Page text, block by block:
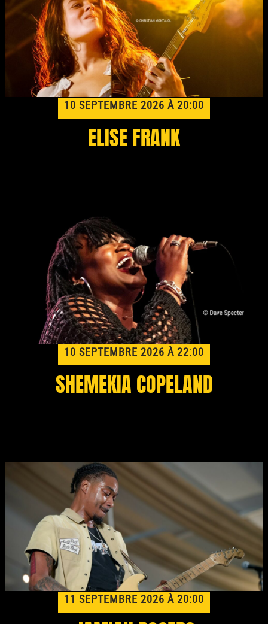
10 SEPTEMBRE 2026 À 20:00
ELISE FRANK
10 SEPTEMBRE 2026 À 22:00
SHEMEKIA COPELAND
11 SEPTEMBRE 2026 À 20:00